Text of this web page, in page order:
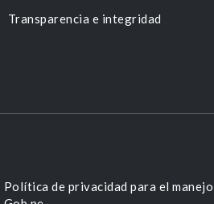
Transparencia e integridad
Política de privacidad para el